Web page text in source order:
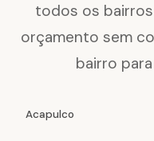
todos os
orçamento sem
bairro
Acapulco